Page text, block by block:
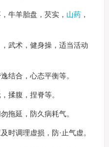
，牛羊胎盘，芡实， 山药，
武术，健身操，适当活动
结合，心态平衡等。
揉腹，捏脊等。
拖延，防久病耗气。
时调理虚损，防·止气虚。